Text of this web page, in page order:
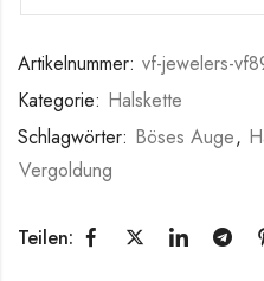
Artikelnummer: vf-jewelers-
Kategorie: Halskette
Schlagwörter: Böses Auge,
Vergoldung
Teilen: